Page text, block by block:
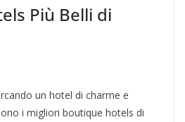
Più Belli di
un hotel di charme e
i migliori boutique hotels di